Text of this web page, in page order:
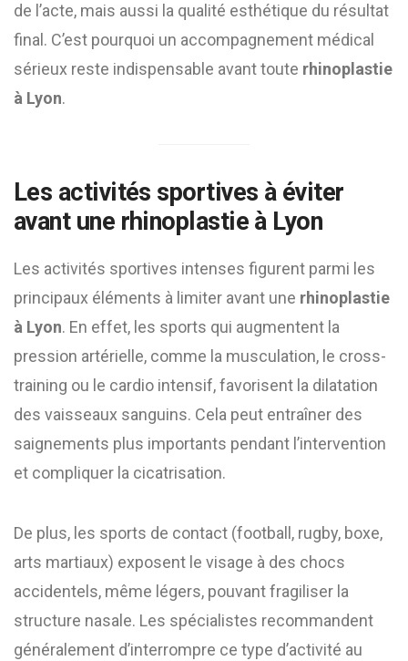
de l’acte, mais aussi la qualité esthétique du résultat
final. C’est pourquoi un accompagnement médical
sérieux reste indispensable avant toute rhinoplastie
à Lyon.
Les activités sportives à éviter
avant une rhinoplastie à Lyon
Les activités sportives intenses figurent parmi les
principaux éléments à limiter avant une rhinoplastie
à Lyon. En effet, les sports qui augmentent la
pression artérielle, comme la musculation, le cross-
training ou le cardio intensif, favorisent la dilatation
des vaisseaux sanguins. Cela peut entraîner des
saignements plus importants pendant l’intervention
et compliquer la cicatrisation.
De plus, les sports de contact (football, rugby, boxe,
arts martiaux) exposent le visage à des chocs
accidentels, même légers, pouvant fragiliser la
structure nasale. Les spécialistes recommandent
généralement d’interrompre ce type d’activité au